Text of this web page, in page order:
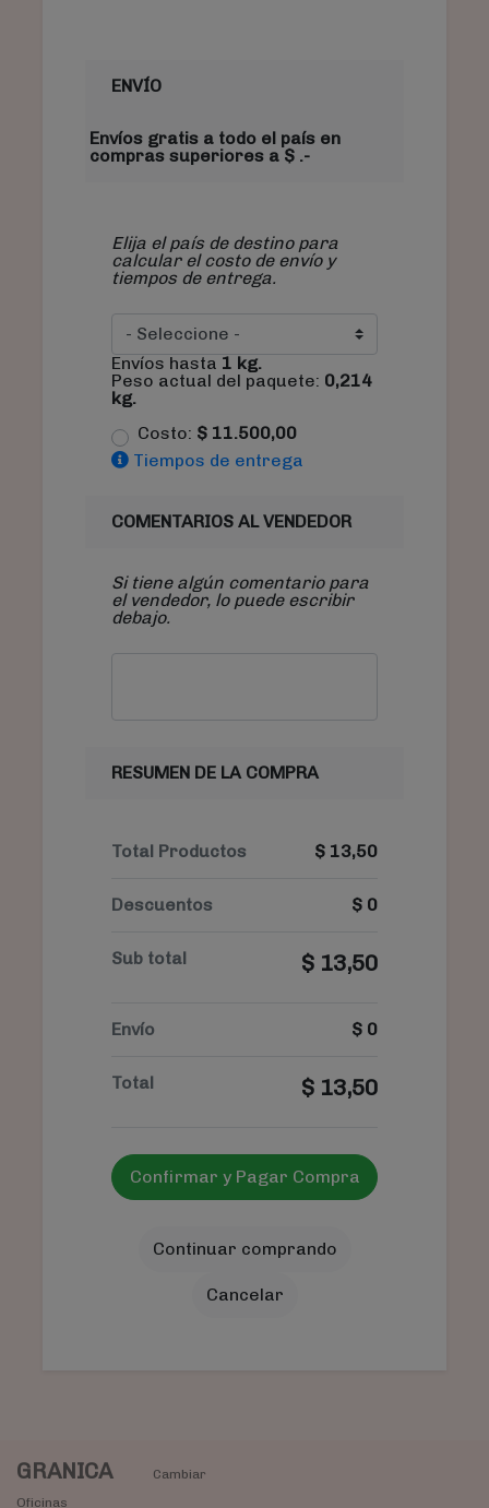
ENVÍO
Envíos gratis a todo el país en
compras superiores a $ .-
Elija el país de destino para
calcular el costo de envío y
tiempos de entrega.
Envíos hasta 1 kg.
Peso actual del paquete: 0,214
kg.
Costo: $ 11.500,00
Tiempos de entrega
COMENTARIOS AL VENDEDOR
Si tiene algún comentario para
el vendedor, lo puede escribir
debajo.
RESUMEN DE LA COMPRA
Total Productos $ 13,50
Descuentos $ 0
Sub total $ 13,50
Envío $ 0
Total $ 13,50
Confirmar y Pagar Compra
Continuar comprando
Cancelar
GRANICA
Cambiar
Oficinas